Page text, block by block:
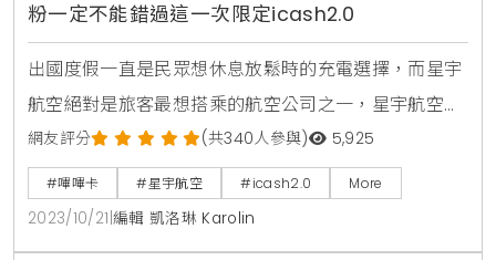
粉一定不能錯過這一次限定icash2.0
出國度假一直是民眾想休息放鬆時的充電選擇，而星宇
航空絕對是旅客最想搭乘的航空公司之一，星宇航空以
充滿質感的搭機體驗及親切服務深得旅客喜愛，其中充
滿設計感的週邊商品更是航空迷最愛的收藏目標，而愛
金卡公司日前推出的星宇航空飛機造型icash2.0，一上
市即造成搶購熱潮一卡難求，今年再度合作攜手推出全
網友評分 (共340人參與) 5,925
#嗶嗶卡 #星宇航空 #icash2.0 More
2023/10/21 編輯 凱洛琳 Karolin